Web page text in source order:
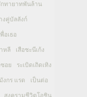
กทายาทพันล้าน
งคู่บัลลังก์
อเธอ
หลี เสือชะนีเก้ง
อย ระเบิดเถิดเทิง
งกร แรด เป็นต่อ
สงครามชีวิตโอชิน